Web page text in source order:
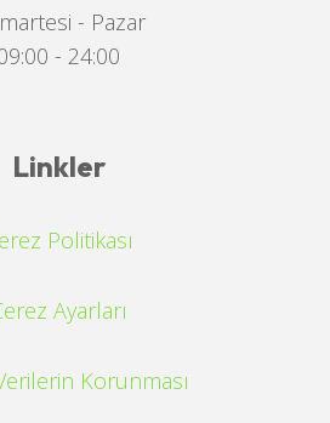
- Pazar
- 24:00
Linkler
Politikası
Ayarları
Korunması